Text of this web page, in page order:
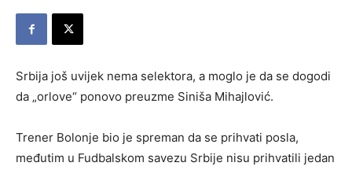
Srbija još uvijek nema selektora, a moglo je da se dogodi
da „orlove“ ponovo preuzme Siniša Mihajlović.
Trener Bolonje bio je spreman da se prihvati posla,
međutim u Fudbalskom savezu Srbije nisu prihvatili jedan